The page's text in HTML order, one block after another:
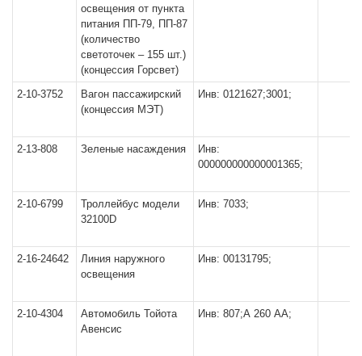
освещения от пункта
питания ПП-79, ПП-87
(количество
светоточек – 155 шт.)
(концессия Горсвет)
2-10-3752
Вагон пассажирский
(концессия МЭТ)
Инв: 0121627;3001;
2-13-808 Зеленые насаждения
Инв:
000000000000001365;
2-10-6799
Троллейбус модели
32100D
Инв: 7033;
2-16-24642
Линия наружного
освещения
Инв: 00131795;
2-10-4304
Автомобиль Тойота
Авенсис
Инв: 807;А 260 АА;